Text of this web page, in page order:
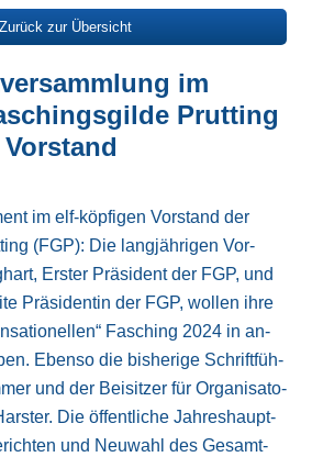
Zurück zur Übersicht
im
Prutting
im elf-köpfigen Vorstand der
(FGP): Die lang­jäh­ri­gen Vor­
Erster Prä­si­dent der FGP, und
Prä­si­den­tin der FGP, wollen ihre
Fasching 2024 in an­
Ebenso die bis­he­ri­ge Schrift­füh­
und der Bei­sit­zer für Or­ga­ni­sa­to­
Die öf­fent­li­che Jah­res­haupt­
und Neu­wahl des Gesamt­